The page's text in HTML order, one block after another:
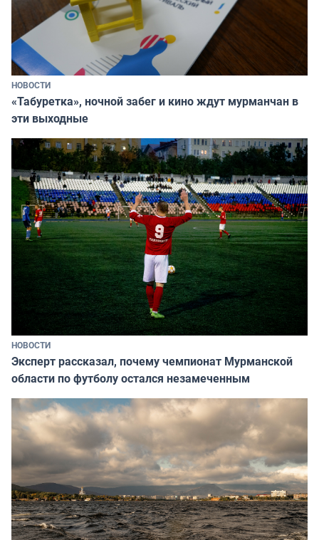
НОВОСТИ
«Табуретка», ночной забег и кино ждут мурманчан в
эти выходные
НОВОСТИ
Эксперт рассказал, почему чемпионат Мурманской
области по футболу остался незамеченным